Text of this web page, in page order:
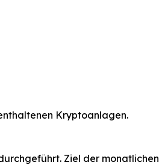
Kryptoanlagen.
Ziel der monatlichen